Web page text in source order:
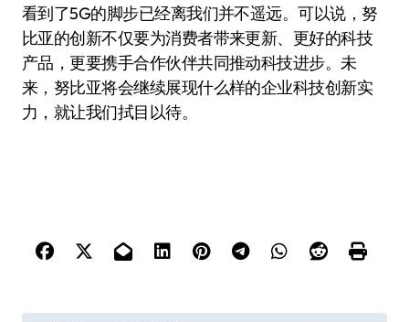
看到了5G的脚步已经离我们并不遥远。可以说，努
比亚的创新不仅要为消费者带来更新、更好的科技
产品，更要携手合作伙伴共同推动科技进步。未
来，努比亚将会继续展现什么样的企业科技创新实
力，就让我们拭目以待。